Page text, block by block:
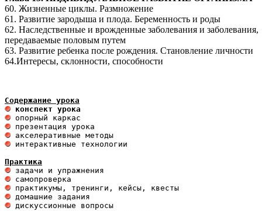
60. Жизненные циклы. Размножение
61. Развитие зародыша и плода. Беременность и роды
62. Наследственные и врожденные заболевания и заболевания,
передаваемые половым путем
63. Развитие ребенка после рождения. Становление личности
64.Интересы, склонности, способности
Содержание урока
конспект урока
интерактивные технологии
Практика